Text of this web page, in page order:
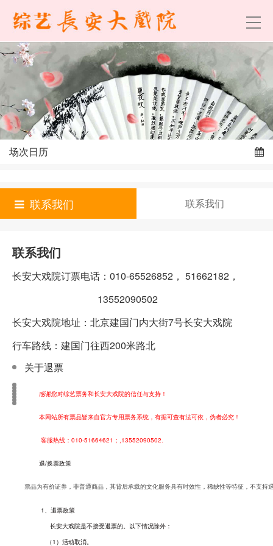
场次日历
联系我们 联系我们
联系我们
长安大戏院订票电话：010-65526852， 51662182，
13552090502
长安大戏院地址：北京建国门内大街7号长安大戏院
行车路线：建国门往西200米路北
关于退票
感谢您对综艺票务和长安大戏院的信任与支持！
本网站所有票品皆来自官方专用票务系统，有据可查有法可依，伪者必究！
客服热线：010-51664621；,13552090502.
退/换票政策
票品为有价证券，非普通商品，其背后承载的文化服务具有时效性，稀缺性等特征，不支持
1、退票政策
长安大戏院是不接受退票的。以下情况除外：
（1）活动取消。